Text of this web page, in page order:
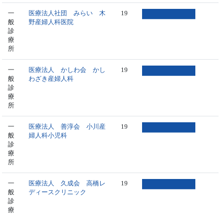
一
般
診
療
所
医療法人社団 みらい 木
野産婦人科医院
19
一
般
診
療
所
医療法人 かしわ会 かし
わざき産婦人科
19
一
般
診
療
所
医療法人 善淳会 小川産
婦人科小児科
19
一
般
診
療
医療法人 久成会 高橋レ
ディースクリニック
19